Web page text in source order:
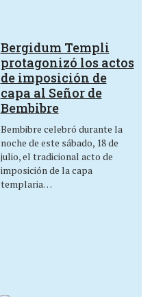
Bergidum Templi
protagonizó los actos
de imposición de
capa al Señor de
Bembibre
Bembibre celebró durante la
noche de este sábado, 18 de
julio, el tradicional acto de
imposición de la capa
templaria…